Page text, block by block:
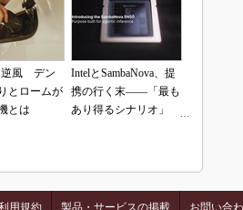
逆風 デン
とロームが
とは
IntelとSambaNova、提
携の行く末――「最も
あり得るシナリオ」
用規約 製品・サービスの掲載 お問い合